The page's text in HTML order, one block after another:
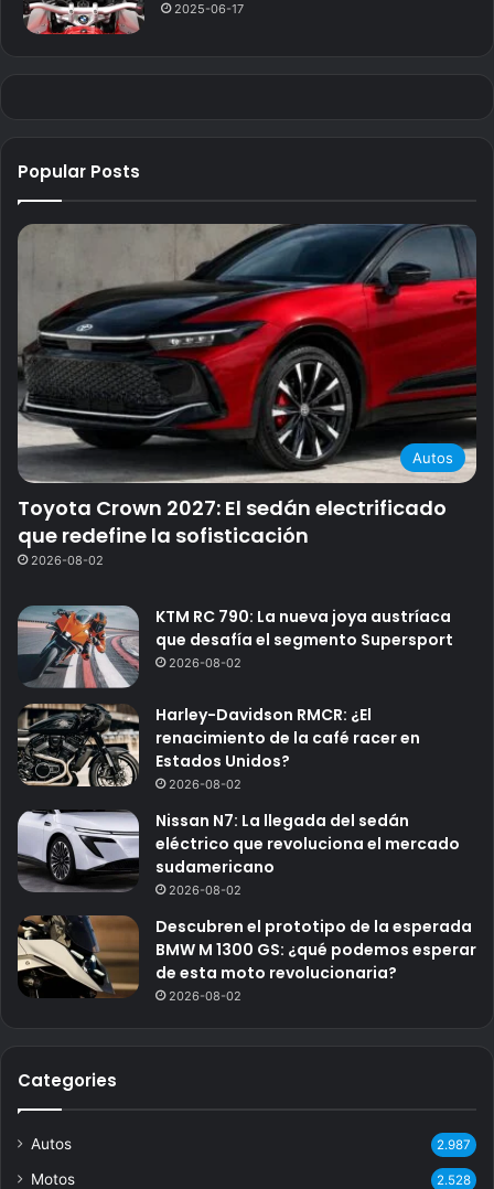
2025-06-17
Popular Posts
Autos
Toyota Crown 2027: El sedán electrificado
que redefine la sofisticación
2026-08-02
KTM RC 790: La nueva joya austríaca
que desafía el segmento Supersport
2026-08-02
Harley-Davidson RMCR: ¿El
renacimiento de la café racer en
Estados Unidos?
2026-08-02
Nissan N7: La llegada del sedán
eléctrico que revoluciona el mercado
sudamericano
2026-08-02
Descubren el prototipo de la esperada
BMW M 1300 GS: ¿qué podemos esperar
de esta moto revolucionaria?
2026-08-02
Categories
Autos 2.987
Motos 2.528